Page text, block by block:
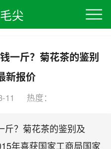
尖
文
一斤？菊花茶的鉴别
新报价
11 热度：
斤？菊花茶的鉴别及
年喜获国家工商局国家